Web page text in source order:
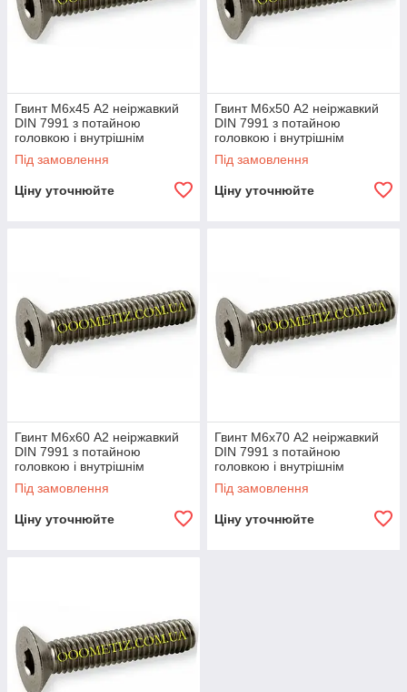
Гвинт М6х45 А2 неіржавкий
DIN 7991 з потайною
головкою і внутрішнім
шестигранником
Під замовлення
Ціну уточнюйте
Гвинт М6х50 А2 неіржавкий
DIN 7991 з потайною
головкою і внутрішнім
шестигранником
Під замовлення
Ціну уточнюйте
Гвинт М6х60 А2 неіржавкий
DIN 7991 з потайною
головкою і внутрішнім
шестигранником
Під замовлення
Ціну уточнюйте
Гвинт М6х70 А2 неіржавкий
DIN 7991 з потайною
головкою і внутрішнім
шестигранником
Під замовлення
Ціну уточнюйте